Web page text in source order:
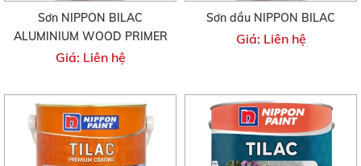
Sơn NIPPON BILAC
ALUMINIUM WOOD PRIMER
Giá: Liên hệ
Sơn dầu NIPPON BILAC
Giá: Liên hệ